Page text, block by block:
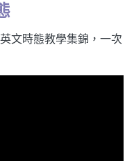
文時態教學集錦，一次